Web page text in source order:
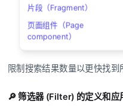
限制搜索结果数量以更快找到
🔎 筛选器 (Filter) 的定义和应
片段（Fragment）
页面组件（Page
component）